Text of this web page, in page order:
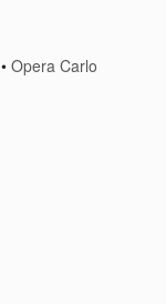
•Opera Carlo